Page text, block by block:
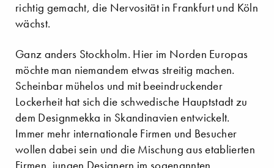
richtig gemacht, die Nervosität in Frankfurt und Köln
wächst.
Ganz anders Stockholm. Hier im Norden Europas
möchte man niemandem etwas streitig machen.
Scheinbar mühelos und mit beeindruckender
Lockerheit hat sich die schwedische Hauptstadt zu
dem Designmekka in Skandinavien entwickelt.
Immer mehr internationale Firmen und Besucher
wollen dabei sein und die Mischung aus etablierten